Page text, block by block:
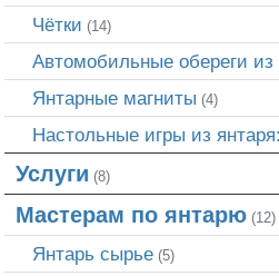
Чётки (14)
Автомобильные обереги из
Янтарные магниты (4)
Настольные игры из
Услуги (8)
Мастерам по янтарю (12)
Янтарь сырье (5)